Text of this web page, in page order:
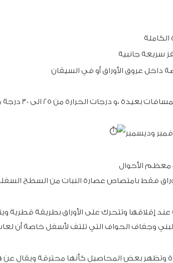
سريعة جانبية
داخل عروق الأوراق أو في السيقان
في فترات هبوب الرياح الذي يساعد على انتقالها
وديسمبر
معظم الأحوال
فقط بامتصاص عصارة النبات من السطح
إقلاقها وتتحرك على الأوراق بطريقة قطرية
البني وجفاف الحواف التي تلتف لأسفل خاصة أن
وتظهر بعض المحاصيل كأنها محترقة ويقال عن